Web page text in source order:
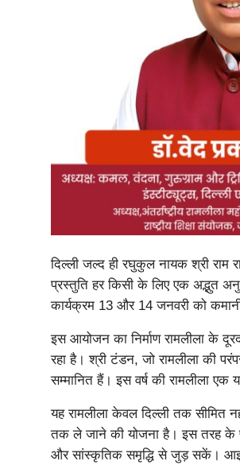
दिल्ली जल्द ही रघुकुल नायक श्री
प्रस्तुति हर किसी के लिए एक अद्भुत
कार्यक्रम 13 और 14 जनवरी को
इस आयोजन का निर्माण रामलीला के
रहा है। श्री टंडन, जो रामलीला की
सम्मानित हैं। इस वर्ष की रामलीला एक
यह रामलीला केवल दिल्ली तक सीमित
तक ले जाने की योजना है। इस तरह के
और सांस्कृतिक समृद्धि से जुड़ सकें।